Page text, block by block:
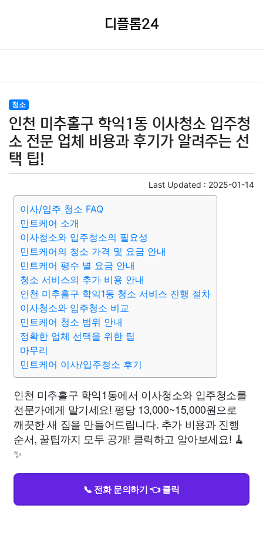
디플롬24
청소
인천 미추홀구 학익1동 이사청소 입주청
소 전문 업체 비용과 후기가 알려주는 선
택 팁!
Last Updated : 2025-01-14
이사/입주 청소 FAQ
민트케어 소개
이사청소와 입주청소의 필요성
민트케어의 청소 가격 및 요금 안내
민트케어 평수 별 요금 안내
청소 서비스의 추가 비용 안내
인천 미추홀구 학익1동 청소 서비스 진행 절차
이사청소와 입주청소 비교
민트케어 청소 범위 안내
정확한 업체 선택을 위한 팁
마무리
민트케어 이사/입주청소 후기
인천 미추홀구 학익1동에서 이사청소와 입주청소를
전문가에게 맡기세요! 평당 13,000~15,000원으로
깨끗한 새 집을 만들어드립니다. 추가 비용과 진행
순서, 꿀팁까지 모두 공개! 클릭하고 알아보세요! 🧹
✨
📞 전화 문의하기 👈 클릭